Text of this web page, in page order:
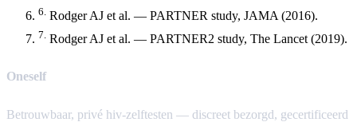
6. Rodger AJ et al. — PARTNER study, JAMA (2016).
7. Rodger AJ et al. — PARTNER2 study, The Lancet (2019).
Oneself
Betrouwbaar, privé hiv-zelftesten — discreet bezorgd, gecertificeerd